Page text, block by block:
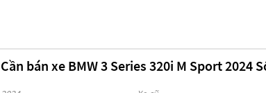
Cần bán xe BMW 3 Series 320i M Sport 2024